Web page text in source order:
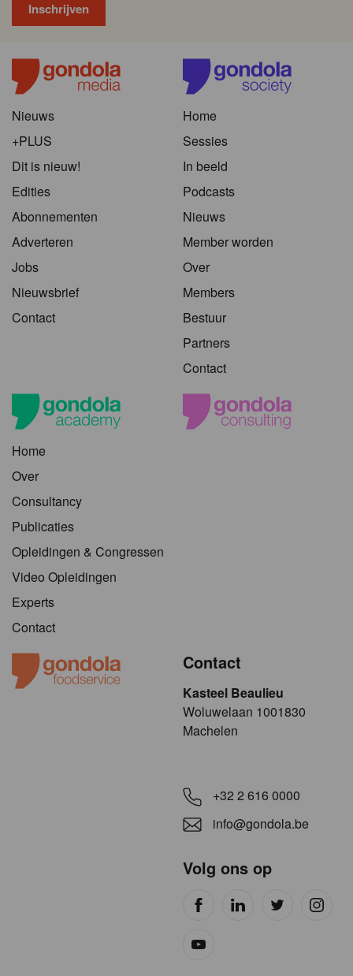
Nieuws
+PLUS
Dit is nieuw!
Edities
Abonnementen
Adverteren
Jobs
Nieuwsbrief
Contact
Home
Sessies
In beeld
Podcasts
Nieuws
Member worden
Over
Members
Bestuur
Partners
Contact
Home
Over
Consultancy
Publicaties
Opleidingen & Congressen
Video Opleidingen
Experts
Contact
Contact
Kasteel Beaulieu
​​​Woluwelaan 1001830
Machelen
+32 2 616 0000
info@gondola.be
Volg ons op